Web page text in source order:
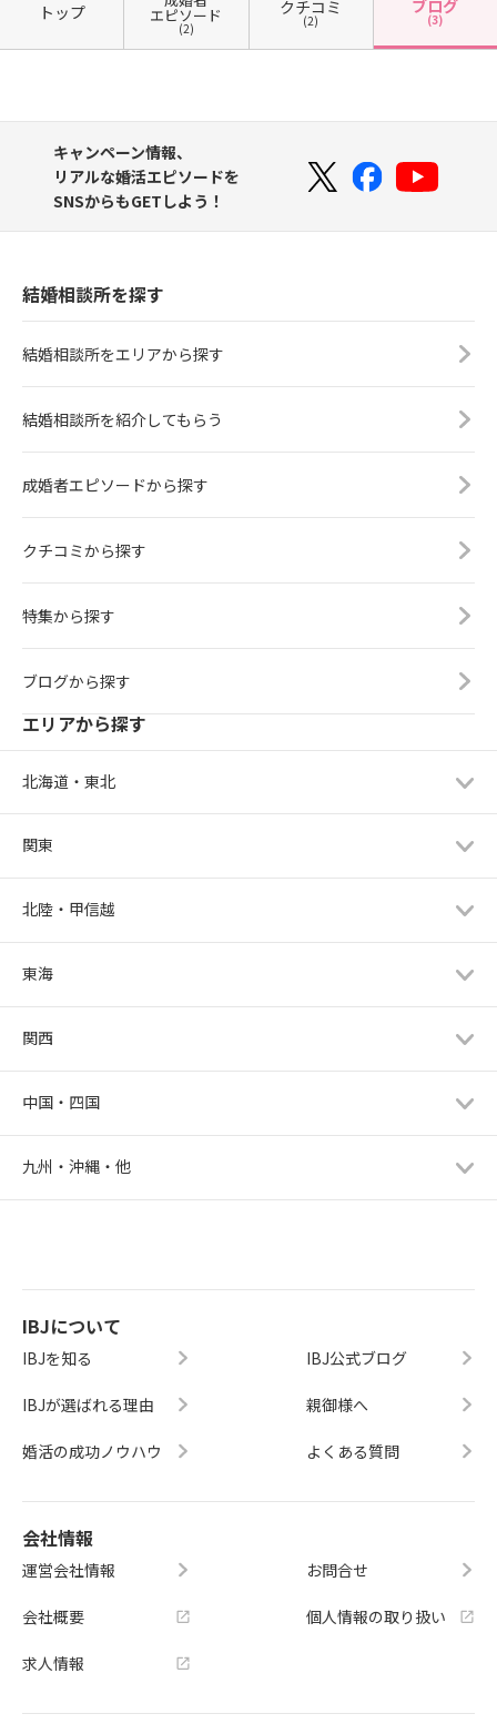
トップ エピソード
(2)
クチコミ
(2)
ブログ
(3)
キャンペーン情報、
リアルな婚活エピソードを
SNSからもGETしよう！
結婚相談所を探す
結婚相談所をエリアから探す
結婚相談所を紹介してもらう
成婚者エピソードから探す
クチコミから探す
特集から探す
ブログから探す
エリアから探す
北海道・東北
関東
北陸・甲信越
東海
関西
中国・四国
九州・沖縄・他
IBJについて
IBJを知る
IBJが選ばれる理由
婚活の成功ノウハウ
IBJ公式ブログ
親御様へ
よくある質問
会社情報
運営会社情報
会社概要
求人情報
お問合せ
個人情報の取り扱い